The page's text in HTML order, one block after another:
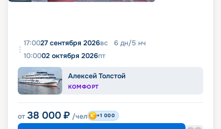
17:0027 сентября 2026вс 6 дн/5 нч
10:0002 октября 2026пт
Алексей Толстой
КОМФОРТ
от 38 000 ₽ /чел +1 000